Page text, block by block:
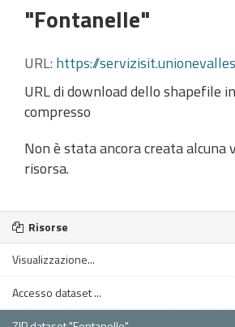
"Fontanelle"
URL: https://servizisit.unionevallesavio.it/geoserverckan/Cesena/OD_FONTANELLE_SDO_preview/
URL di download dello shapefile
compresso
Non è stata ancora creata alcuna
risorsa.
Risorse
Visualizzazione...
Accesso dataset ...